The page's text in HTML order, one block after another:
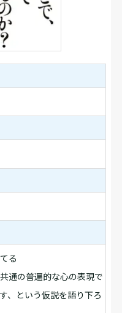
る
通の普遍的な心の表現で
、という仮説を語り下ろ